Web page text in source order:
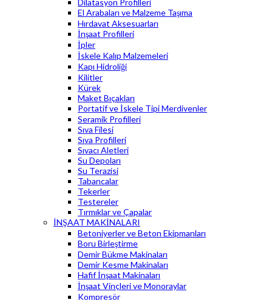
El Arabaları ve Malzeme Taşıma
Hırdavat Aksesuarları
İnşaat Profilleri
İpler
İskele Kalıp Malzemeleri
Kapı Hidroliği
Kilitler
Kürek
Maket Bıçakları
Portatif ve İskele Tipi Merdivenler
Seramik Profilleri
Sıva Filesi
Sıva Profilleri
Sıvacı Aletleri
Su Depoları
Su Terazisi
Tabancalar
Tekerler
Testereler
Tırmıklar ve Çapalar
İNŞAAT MAKİNALARI
Betoniyerler ve Beton Ekipmanları
Boru Birleştirme
Demir Bükme Makinaları
Demir Kesme Makinaları
Hafif İnşaat Makinaları
İnşaat Vinçleri ve Monoraylar
Kompresör